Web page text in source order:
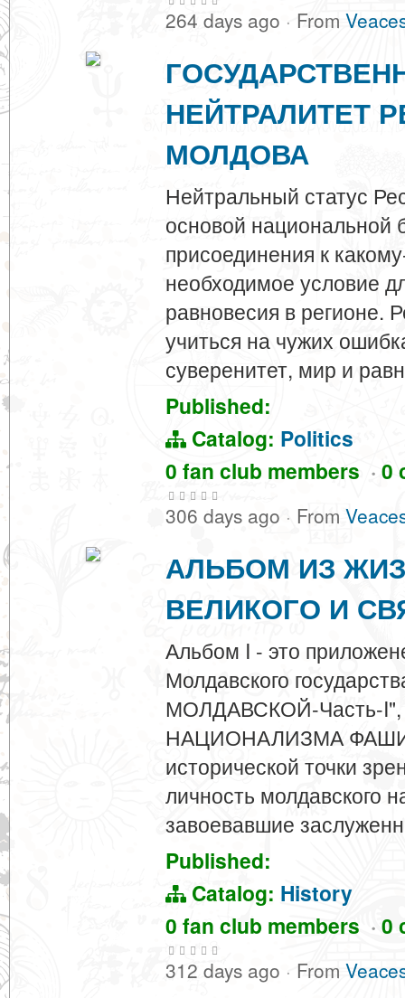
264 days ago · From
НЕЙТРАЛИТЕТ
МОЛДОВА
Нейтральный статус
основой национальной
присоединения к
необходимое условие
равновесия в регионе.
учиться на чужих
суверенитет, мир и
Published:
Catalog: Politics
0 fan club members · 0
306 days ago · From
АЛЬБОМ ИЗ
ВЕЛИКОГО И
Альбом I - это
Молдавского
МОЛДАВСКОЙ-Часть-
НАЦИОНАЛИЗМА
исторической точки
личность молдавского
завоевавшие
Published:
Catalog: History
0 fan club members · 0
312 days ago · From